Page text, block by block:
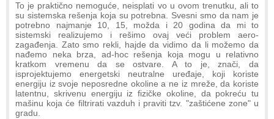
To je praktično nemoguće, neisplati vo u ovom trenutku, ali to
su sistemska rešenja koja su potrebna. Svesni smo da nam je
potrebno najmanje 10, 15, možda i 20 godina da mi to
sistemski realizujemo i rešimo ovaj veći problem aero-
zagađenja. Zato smo rekli, hajde da vidimo da li možemo da
nađemo neka brza, ad-hoc rešenja koja mogu u relativno
kratkom vremenu da se ostvare. A to je, znači, da
isprojektujemo energetski neutralne uređaje, koji koriste
energiju iz svoje neposredne okoline a ne iz mreže, da koriste
latentnu, skrivenu energiju iz fizičke okoline, da pokreću tu
mašinu koja će filtrirati vazduh i praviti tzv. "zaštićene zone" u
gradu.